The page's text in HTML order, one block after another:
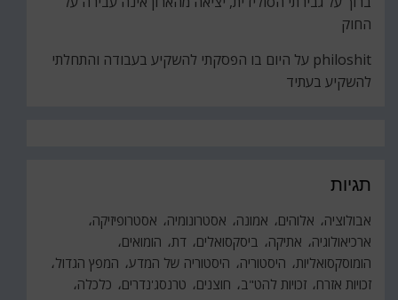
החוק
philoshit על היום בו הפסקתי להשקיע בעבודה והתחלתי
להשקיע בעתיד
תגיות
אבולוציה אלוהים אמונה אסטרונומיה
אסטרופיזיקה
ארכיאולוגיה
אתיקה ביסקסואלים דת הומואים
הומוסקסואליות היסטוריה היסטוריה של המדע המפץ הגדול
זכויות אזרח זכויות להט"ב חוצנים טרנסג'נדרים
כלכלה